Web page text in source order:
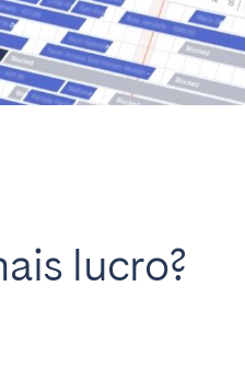
lucro?
Lille